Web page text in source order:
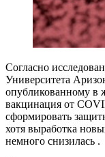
Согласно
Университета
опубликованному в
вакцинация от
сформировать
хотя выработка
немного снизилась .